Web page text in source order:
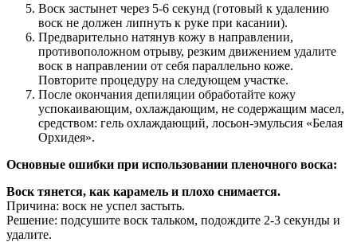
Воск застынет через 5-6 секунд (готовый к удалению
воск не должен липнуть к руке при касании).
Предварительно натянув кожу в направлении,
противоположном отрыву, резким движением удалите
воск в направлении от себя параллельно коже.
Повторите процедуру на следующем участке.
После окончания депиляции обработайте кожу
успокаивающим, охлаждающим, не содержащим масел,
средством: гель охлаждающий, лосьон-эмульсия «Белая
Орхидея».
Основные ошибки при использовании пленочного воска:
Воск тянется, как карамель и плохо снимается.
Причина: воск не успел застыть.
Решение: подсушите воск тальком, подождите 2-3 секунды и
удалите.